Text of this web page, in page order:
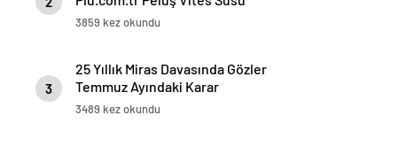
Modelleri
3859 kez okundu
3
25 Yıllık Miras Davasında Gözler
Temmuz Ayındaki Karar
Duruşmasına Çevrildi
3489 kez okundu